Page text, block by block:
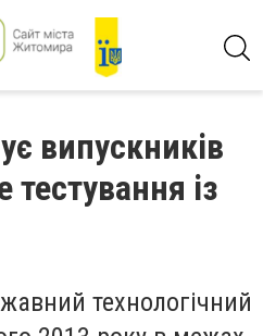
випускників
тестування із
технологічний